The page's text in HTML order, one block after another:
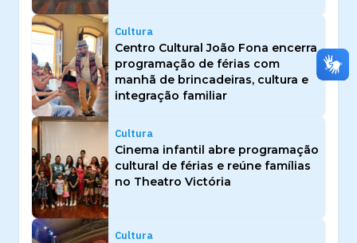
Cultura
Centro Cultural João Fona encerra
programação de férias com
manhã de brincadeiras, cultura e
integração familiar
Cultura
Cinema infantil abre programação
cultural de férias e reúne famílias
no Theatro Victória
Cultura